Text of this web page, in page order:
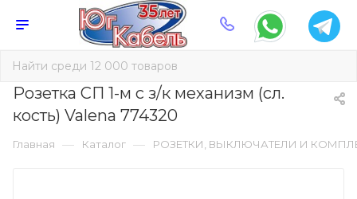
Розетка СП 1-м c з/к механизм (сл.
кость) Valena 774320
Главная — Каталог — РОЗЕТКИ, ВЫКЛЮЧАТЕЛИ И